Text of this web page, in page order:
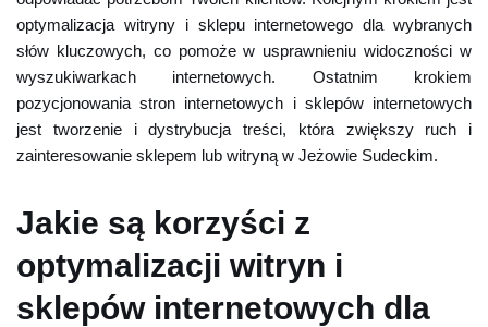
optymalizacja witryny i sklepu internetowego dla wybranych
słów kluczowych, co pomoże w usprawnieniu widoczności w
wyszukiwarkach internetowych. Ostatnim krokiem
pozycjonowania stron internetowych i sklepów internetowych
jest tworzenie i dystrybucja treści, która zwiększy ruch i
zainteresowanie sklepem lub witryną w Jeżowie Sudeckim.
Jakie są korzyści z
optymalizacji witryn i
sklepów internetowych dla